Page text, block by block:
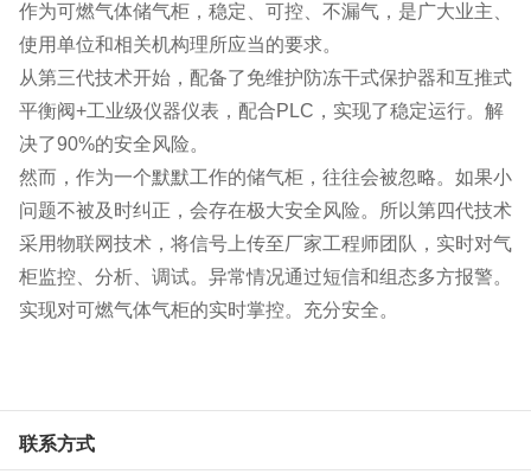
作为可燃气体储气柜，稳定、可控、不漏气，是广大业主、
使用单位和相关机构理所应当的要求。
从第三代技术开始，配备了免维护防冻干式保护器和互推式
平衡阀+工业级仪器仪表，配合PLC，实现了稳定运行。解
决了90%的安全风险。
然而，作为一个默默工作的储气柜，往往会被忽略。如果小
问题不被及时纠正，会存在极大安全风险。所以第四代技术
采用物联网技术，将信号上传至厂家工程师团队，实时对气
柜监控、分析、调试。异常情况通过短信和组态多方报警。
实现对可燃气体气柜的实时掌控。充分安全。
联系方式